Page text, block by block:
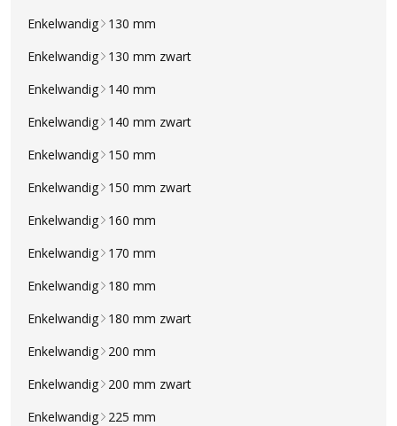
Enkelwandig
130 mm
Enkelwandig
130 mm zwart
Enkelwandig
140 mm
Enkelwandig
140 mm zwart
Enkelwandig
150 mm
Enkelwandig
150 mm zwart
Enkelwandig
160 mm
Enkelwandig
170 mm
Enkelwandig
180 mm
Enkelwandig
180 mm zwart
Enkelwandig
200 mm
Enkelwandig
200 mm zwart
Enkelwandig
225 mm